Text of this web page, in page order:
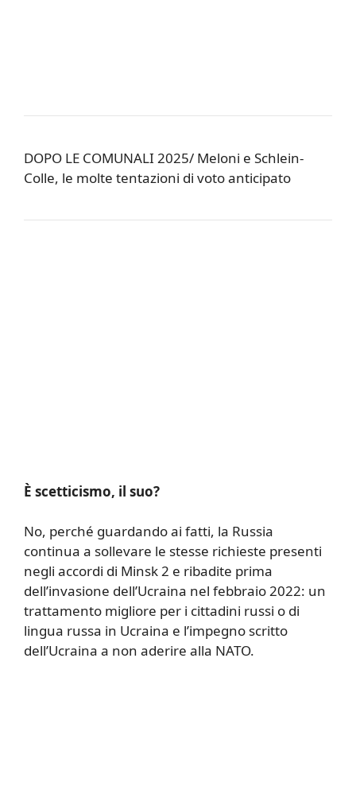
DOPO LE COMUNALI 2025/ Meloni e Schlein-
Colle, le molte tentazioni di voto anticipato
È scetticismo, il suo?
No, perché guardando ai fatti, la Russia
continua a sollevare le stesse richieste presenti
negli accordi di Minsk 2 e ribadite prima
dell’invasione dell’Ucraina nel febbraio 2022: un
trattamento migliore per i cittadini russi o di
lingua russa in Ucraina e l’impegno scritto
dell’Ucraina a non aderire alla NATO.